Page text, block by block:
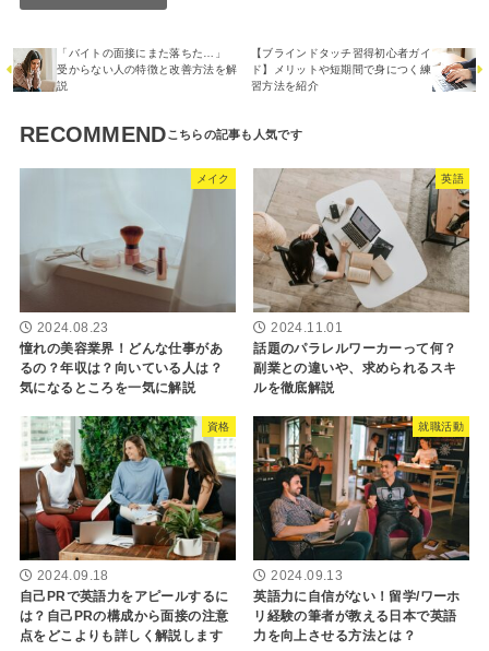
「バイトの面接にまた落ちた…」
受からない人の特徴と改善方法を解
説
【ブラインドタッチ習得初心者ガイ
ド】メリットや短期間で身につく練
習方法を紹介
RECOMMEND
メイク
2024.08.23
憧れの美容業界！どんな仕事があ
るの？年収は？向いている人は？
気になるところを一気に解説
英語
2024.11.01
話題のパラレルワーカーって何？
副業との違いや、求められるスキ
ルを徹底解説
資格
2024.09.18
自己PRで英語力をアピールするに
は？自己PRの構成から面接の注意
点をどこよりも詳しく解説します
就職活動
2024.09.13
英語力に自信がない！留学/ワーホ
リ経験の筆者が教える日本で英語
力を向上させる方法とは？